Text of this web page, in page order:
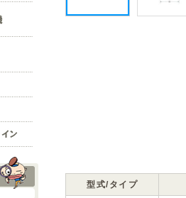
型式/タイプ